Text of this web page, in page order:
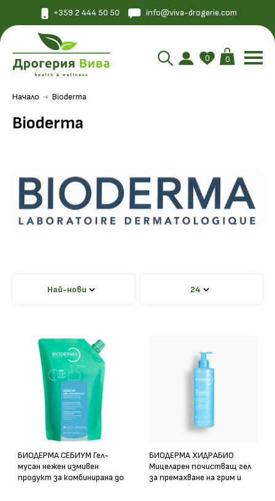
+359 2 444 50 50 info@viva-drogerie.com
0 0
Начало Bioderma
Bioderma
Най-нови 24
БИОДЕРМА СЕБИУМ Гел-
мусан нежен измивен
продукт за комбинирана до
БИОДЕРМА ХИДРАБИО
Мицеларен почистващ гел
за премахване на грим и
дълготрайна хидратация